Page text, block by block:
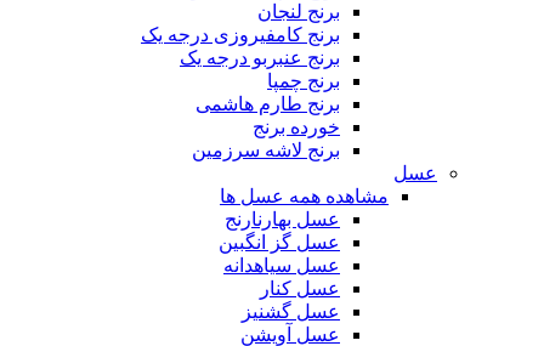
برنج لنجان
برنج کامفیروزی درجه یک
برنج عنبربو درجه یک
برنج چمپا
برنج طارم هاشمی
خورده برنج
برنج لاشه سرزمین
عسل
مشاهده همه عسل ها
عسل بهارنارنج
عسل گز انگبین
عسل سیاهدانه
عسل کنار
عسل گشنیز
عسل آویشن